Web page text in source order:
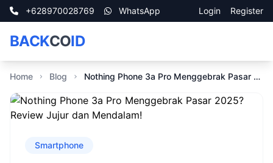
+628970028769 WhatsApp Login Register
BACKCOID
Home Blog Nothing Phone 3a Pro Menggebrak Pasar 2025? Review Jujur dan Mendalam!
Smartphone